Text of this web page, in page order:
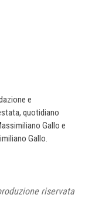
e
quotidiano
Gallo e
Gallo.
riservata